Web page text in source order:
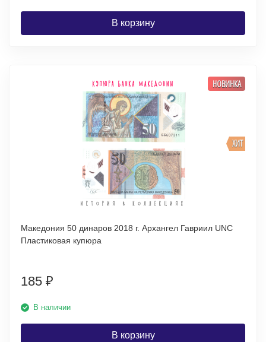
В корзину
ХИТ
НОВИНКА
Македония 50 динаров 2018 г. Архангел Гавриил UNC
Пластиковая купюра
185 ₽
В наличии
В корзину